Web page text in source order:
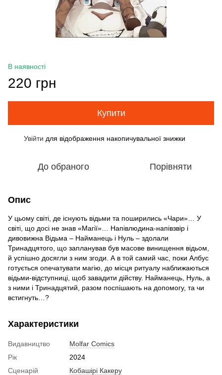
В наявності
220 грн
Купити
Увійти для відображення накопичувальної знижки
До обраного Порівняти
Опис
У цьому світі, де існують відьми та поширились «Чари»… У
світі, що досі не знав «Магії»… Напівлюдина-напівзвір і
дивовижна Відьма – Найманець і Нуль – здолали
Тринадцятого, що запланував був масове винищення відьом,
й успішно досягли з ним згоди. А в той самий час, поки Албус
готується опечатувати магію, до місця ритуалу наближаються
відьми-відступниці, щоб завадити дійству. Найманець, Нуль, а
з ними і Тринадцятий, разом поспішають на допомогу, та чи
встигнуть…?
Характеристики
Видавництво
Molfar Comics
Рік
2024
Сценарій
Кобашірі Какеру